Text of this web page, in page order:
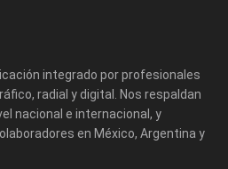
integrado por profesionales
radial y digital. Nos respaldan
nacional e internacional, y
en México, Argentina y